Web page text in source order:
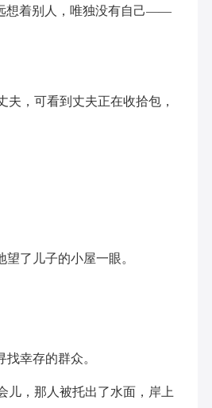
想着别人，唯独没有自己——
，可看到丈夫正在收拾包，
了儿子的小屋一眼。
幸存的群众。
儿，那人被托出了水面，岸上